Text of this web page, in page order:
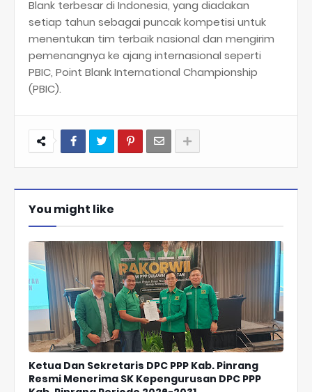
Blank terbesar di Indonesia, yang diadakan
setiap tahun sebagai puncak kompetisi untuk
menentukan tim terbaik nasional dan mengirim
pemenangnya ke ajang internasional seperti
PBIC, Point Blank International Championship
(PBIC).
You might like
Ketua Dan Sekretaris DPC PPP Kab. Pinrang
Resmi Menerima SK Kepengurusan DPC PPP